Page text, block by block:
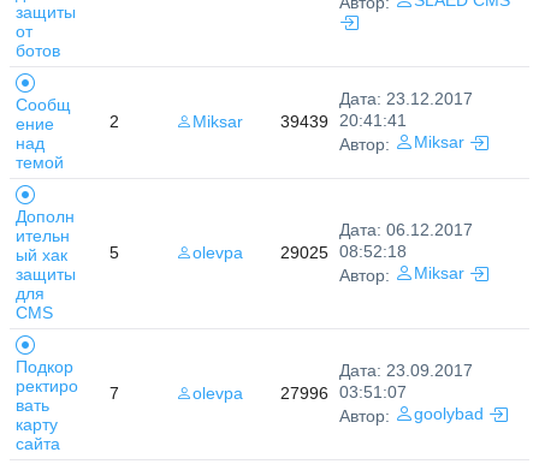
защиты
от
ботов
Сообщ
ение
над
темой
2 Miksar 39439
Дата: 23.12.2017
20:41:41
Автор:
Miksar
Дополн
ительн
ый хак
защиты
для
CMS
5 olevpa 29025
Дата: 06.12.2017
08:52:18
Автор:
Miksar
Подкор
ректиро
вать
карту
сайта
7 olevpa 27996
Дата: 23.09.2017
03:51:07
Автор:
goolybad